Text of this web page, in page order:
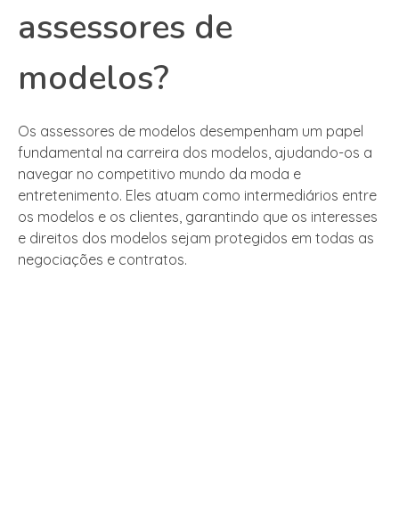
assessores de
modelos?
Os assessores de modelos desempenham um papel
fundamental na carreira dos modelos, ajudando-os a
navegar no competitivo mundo da moda e
entretenimento. Eles atuam como intermediários entre
os modelos e os clientes, garantindo que os interesses
e direitos dos modelos sejam protegidos em todas as
negociações e contratos.